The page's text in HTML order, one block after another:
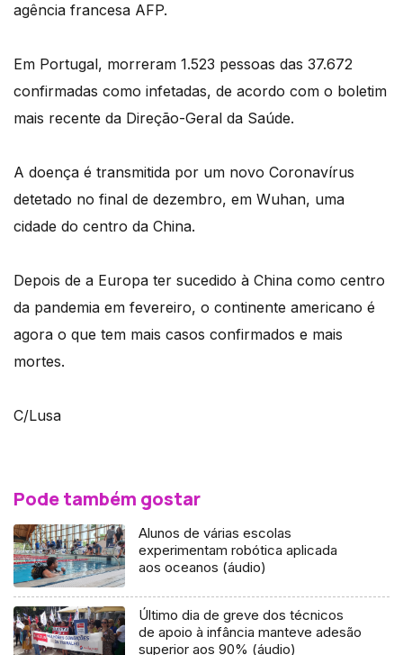
agência francesa AFP.
Em Portugal, morreram 1.523 pessoas das 37.672
confirmadas como infetadas, de acordo com o boletim
mais recente da Direção-Geral da Saúde.
A doença é transmitida por um novo Coronavírus
detetado no final de dezembro, em Wuhan, uma
cidade do centro da China.
Depois de a Europa ter sucedido à China como centro
da pandemia em fevereiro, o continente americano é
agora o que tem mais casos confirmados e mais
mortes.
C/Lusa
Pode também gostar
Alunos de várias escolas
experimentam robótica aplicada
aos oceanos (áudio)
Último dia de greve dos técnicos
de apoio à infância manteve adesão
superior aos 90% (áudio)